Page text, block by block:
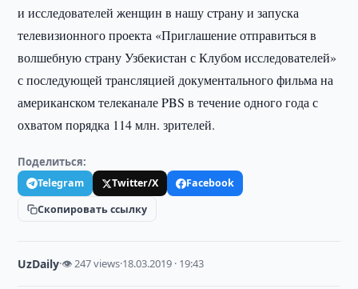
и исследователей женщин в нашу страну и запуска
телевизионного проекта «Приглашение отправиться в
волшебную страну Узбекистан с Клубом исследователей»
с последующей трансляцией документального фильма на
американском телеканале PBS в течение одного года с
охватом порядка 114 млн. зрителей.
Поделиться:
Telegram Twitter/X
Facebook
Скопировать ссылку
UzDaily·👁 247 views·18.03.2019 · 19:43